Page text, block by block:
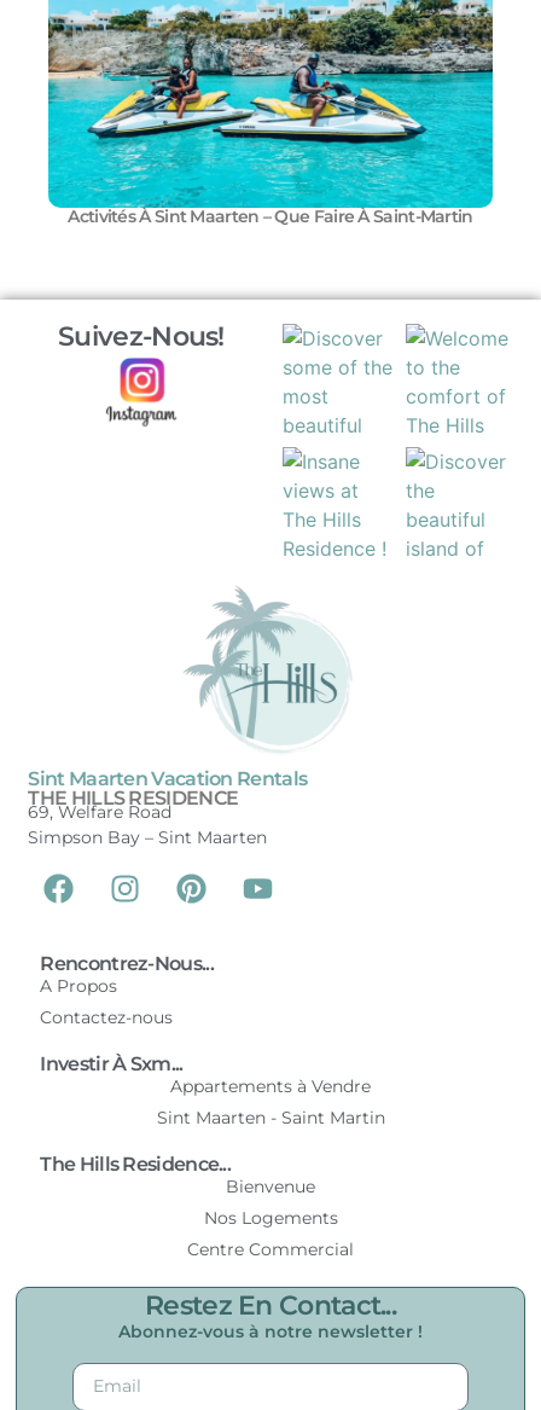
Activités À Sint Maarten – Que Faire À Saint-Martin
Suivez-Nous!
Sint Maarten Vacation Rentals
THE HILLS RESIDENCE
69, Welfare Road
Simpson Bay –Sint Maarten
Rencontrez-Nous...
A Propos
Contactez-nous
Investir À Sxm...
Appartements à Vendre
Sint Maarten - Saint Martin
The Hills Residence...
Bienvenue
Nos Logements
Centre Commercial
Restez En Contact...
Abonnez-vous à notre newsletter !